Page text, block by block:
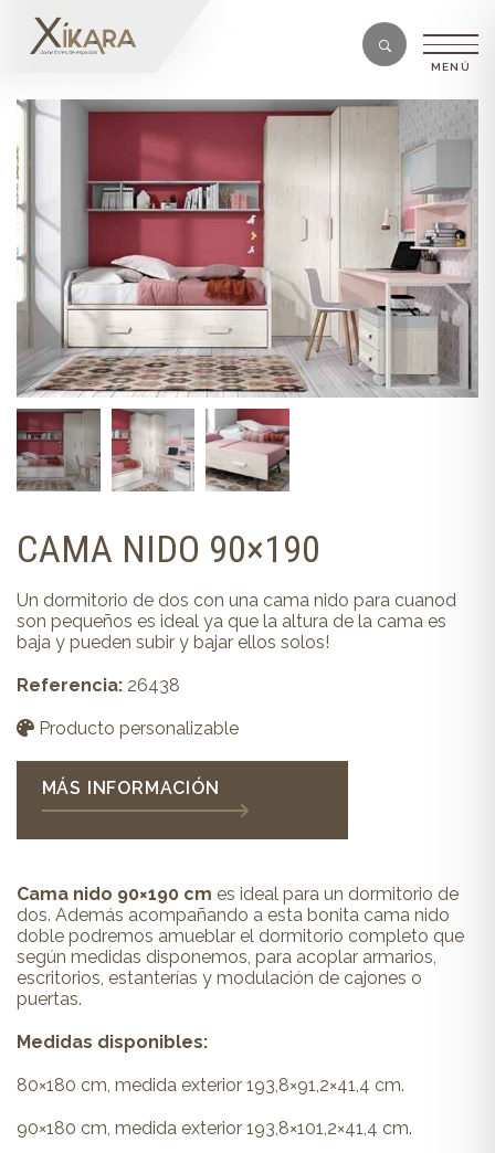
CAMA NIDO 90×190
Un dormitorio de dos con una cama nido para cuanod
son pequeños es ideal ya que la altura de la cama es
baja y pueden subir y bajar ellos solos!
Referencia: 26438
Producto personalizable
MÁS INFORMACIÓN
Cama nido 90×190 cm es ideal para un dormitorio de
dos. Además acompañando a esta bonita cama nido
doble podremos amueblar el dormitorio completo que
según medidas disponemos, para acoplar armarios,
escritorios, estanterías y modulación de cajones o
puertas.
Medidas disponibles:
80×180 cm, medida exterior 193,8×91,2×41,4 cm.
90×180 cm, medida exterior 193,8×101,2×41,4 cm.